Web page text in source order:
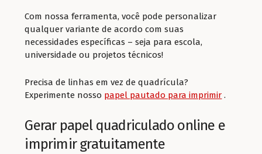
Com nossa ferramenta, você pode personalizar
qualquer variante de acordo com suas
necessidades específicas – seja para escola,
universidade ou projetos técnicos!
Precisa de linhas em vez de quadrícula?
Experimente nosso papel pautado para imprimir .
Gerar papel quadriculado online e
imprimir gratuitamente